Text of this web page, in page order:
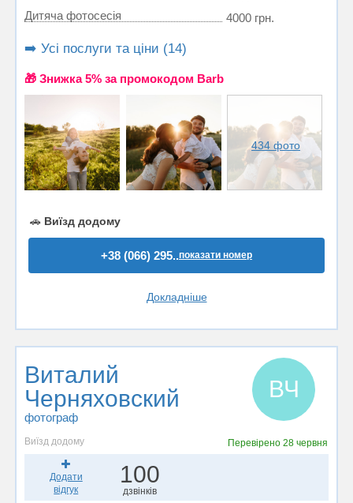
Дитяча фотосесія
4000 грн.
➡️ Усі послуги та ціни (14)
🎁 Знижка 5% за промокодом Barb
434 фото
🚗 Виїзд додому
+38 (066) 295..показати номер
Докладніше
Виталий
Черняховский
фотограф
ВЧ
Виїзд додому Перевірено28 червня
Додати
відгук
100
дзвінків